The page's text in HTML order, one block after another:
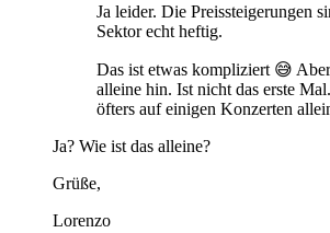
Ja leider. Die Preissteigerungen
Sektor echt heftig.
Das ist etwas kompliziert 😅
alleine hin. Ist nicht das erste
öfters auf einigen Konzerten
Ja? Wie ist das alleine?
Grüße,
Lorenzo